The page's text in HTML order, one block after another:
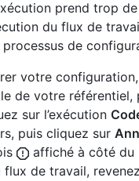
prend trop
du flux de
de
votre
de votre référentiel,
sur l’exécution
puis cliquez sur
affiché à côté du
flux de travail,